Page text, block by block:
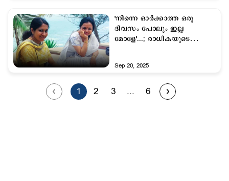
'നിന്നെ ഓര്‍ക്കാത്ത ഒരു
ദിവസം പോലും ഇല്ല
മോളേ'...; രാധികയുടെ
Sep 20, 2025
1 2 3 ... 6